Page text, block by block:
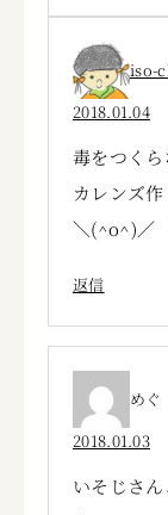
iso-
2018.01.04
毒をつく
カレンズ
＼(^o^)／
返信
めぐ
2018.01.03
いそじさ